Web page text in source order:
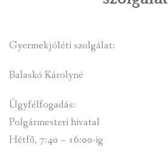
INFORMÁCIÓK
KAPCSOLAT
LETÖLTHETŐ NYOMTATVÁNYOK
Gyermekjóléti szolgálat:
Balaskó Károlyné
Ügyfélfogadás:
Polgármesteri hivatal
Hétfő, 7:40 – 16:00-ig